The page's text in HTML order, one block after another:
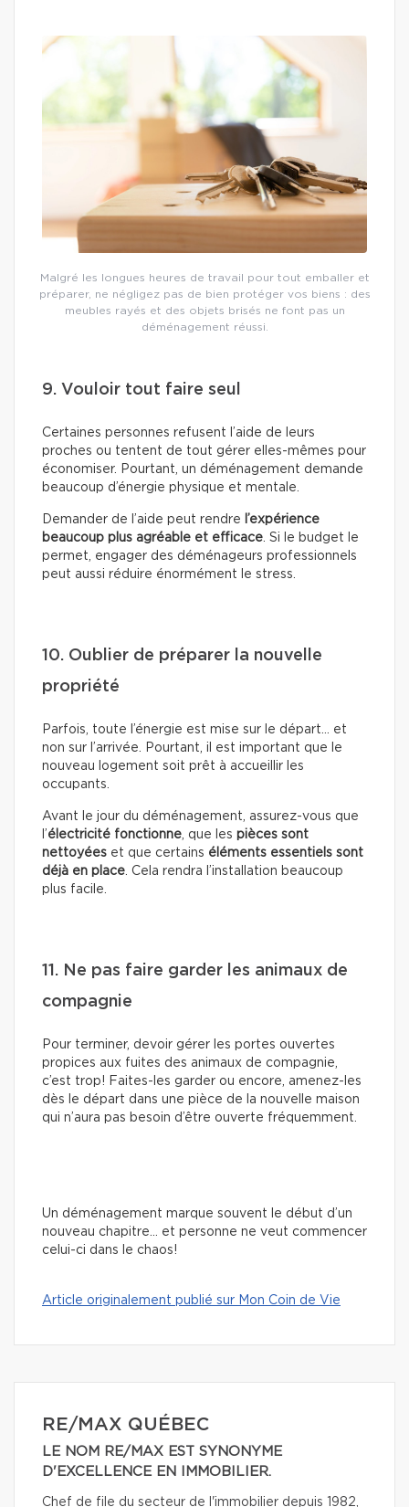
Malgré les longues heures de travail pour tout emballer et
préparer, ne négligez pas de bien protéger vos biens : des
meubles rayés et des objets brisés ne font pas un
déménagement réussi.
9. Vouloir tout faire seul
Certaines personnes refusent l’aide de leurs
proches ou tentent de tout gérer elles-mêmes pour
économiser. Pourtant, un déménagement demande
beaucoup d’énergie physique et mentale.
Demander de l’aide peut rendre l’expérience
beaucoup plus agréable et efficace. Si le budget le
permet, engager des déménageurs professionnels
peut aussi réduire énormément le stress.
10. Oublier de préparer la nouvelle
propriété
Parfois, toute l’énergie est mise sur le départ… et
non sur l’arrivée. Pourtant, il est important que le
nouveau logement soit prêt à accueillir les
occupants.
Avant le jour du déménagement, assurez-vous que
l’électricité fonctionne, que les pièces sont
nettoyées et que certains éléments essentiels sont
déjà en place. Cela rendra l’installation beaucoup
plus facile.
11. Ne pas faire garder les animaux de
compagnie
Pour terminer, devoir gérer les portes ouvertes
propices aux fuites des animaux de compagnie,
c’est trop! Faites-les garder ou encore, amenez-les
dès le départ dans une pièce de la nouvelle maison
qui n’aura pas besoin d’être ouverte fréquemment.
Un déménagement marque souvent le début d’un
nouveau chapitre… et personne ne veut commencer
celui-ci dans le chaos!
Article originalement publié sur Mon Coin de Vie
RE/MAX QUÉBEC
LE NOM RE/MAX EST SYNONYME
D'EXCELLENCE EN IMMOBILIER.
Chef de file du secteur de l'immobilier depuis 1982,